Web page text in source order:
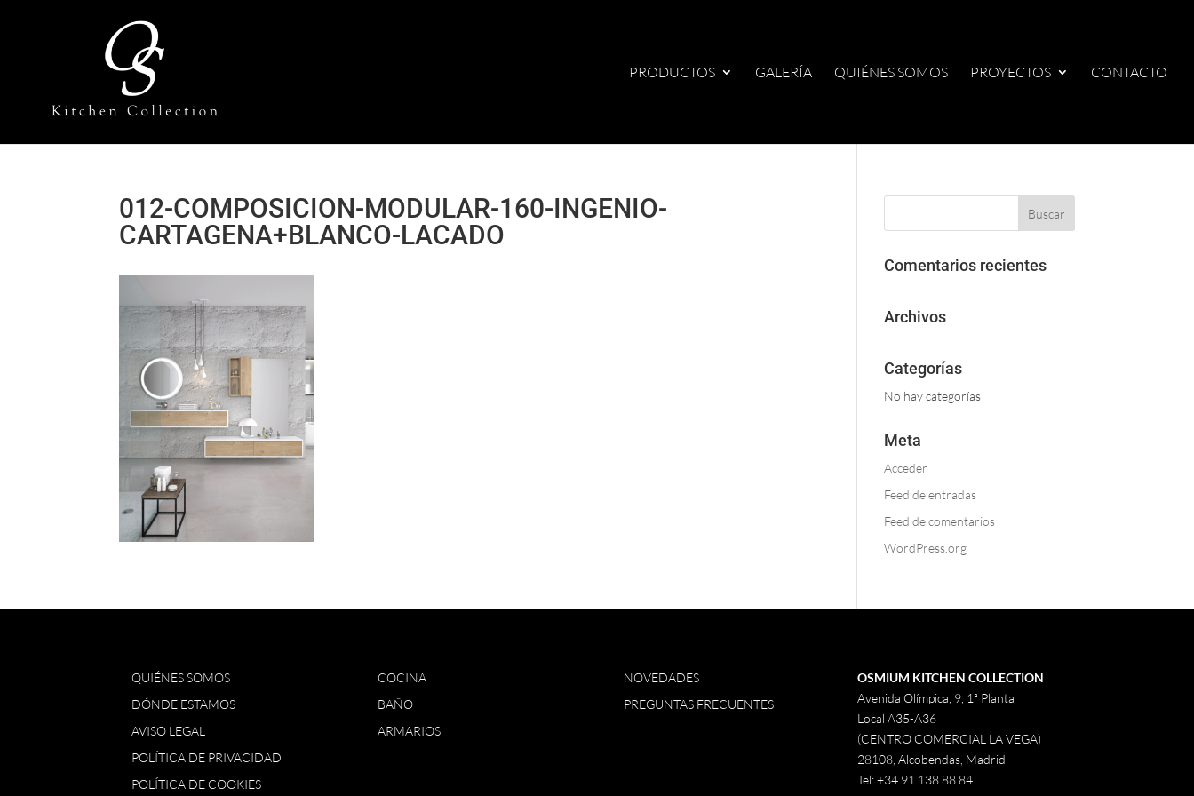
PRODUCTOS GALERÍA QUIÉNES SOMOS PROYECTOS CONTACTO
012-COMPOSICION-MODULAR-160-INGENIO-
CARTAGENA+BLANCO-LACADO
Comentarios recientes
Archivos
Categorías
No hay categorías
Meta
Acceder
Feed de entradas
Feed de comentarios
WordPress.org
QUIÉNES SOMOS
DÓNDE ESTAMOS
AVISO LEGAL
POLÍTICA DE PRIVACIDAD
POLÍTICA DE COOKIES
COCINA
BAÑO
ARMARIOS
NOVEDADES
PREGUNTAS FRECUENTES
OSMIUM KITCHEN COLLECTION
Avenida Olímpica, 9, 1ª Planta
Local A35-A36
(CENTRO COMERCIAL LA VEGA)
28108, Alcobendas, Madrid
Tel:+34 91 138 88 84